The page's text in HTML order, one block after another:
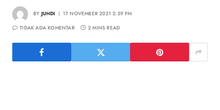
BY JUNDI
17 NOVEMBER 2021 2:59 PM
TIDAK ADA KOMENTAR
2 MINS READ